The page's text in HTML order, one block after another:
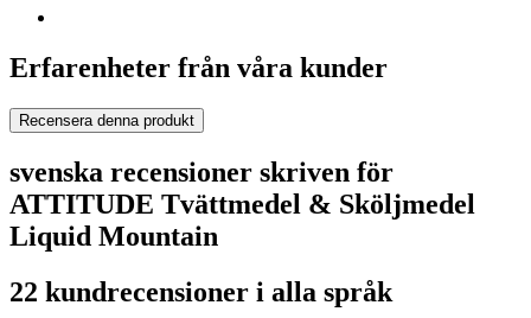
Erfarenheter från våra kunder
Recensera denna produkt
svenska recensioner skriven för
ATTITUDE Tvättmedel & Sköljmedel
Liquid Mountain
22 kundrecensioner i alla språk